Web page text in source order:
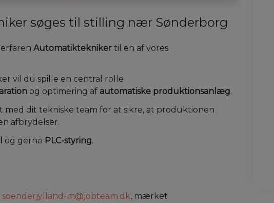
søges til stilling nær Sønderborg
Automatiktekniker til en af vores
vil du spille en central rolle
og optimering af automatiske produktionsanlæg.
med dit tekniske team for at sikre, at produktionen
afbrydelser.
og gerne PLC-styring.
soenderjylland-m@jobteam.dk, mærket